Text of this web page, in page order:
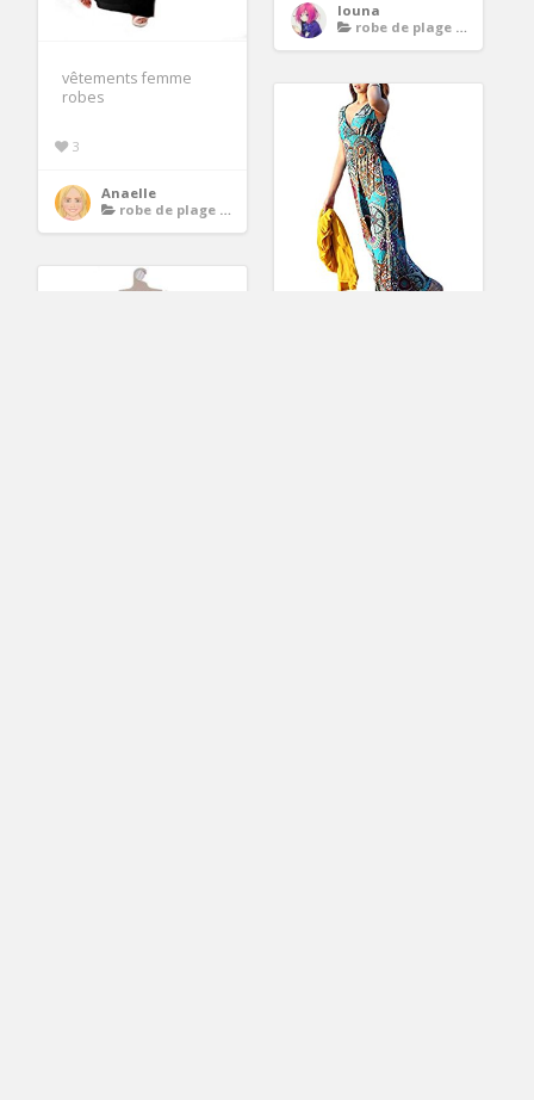
louna
robe de plage longue
vêtements femme
robes
3
Anaelle
robe de plage longue